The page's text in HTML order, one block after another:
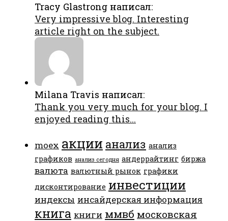
Tracy Glastrong написал:
Very impressive blog. Interesting
article right on the subject.
Milana Travis написал:
Thank you very much for your blog. I
enjoyed reading this...
moex акции анализ анализ
графиков анализ сегодня андеррайтинг биржа
валюта валютный рынок графики
дисконтирование инвестиции
индексы инсайдерская информация
книга книги ммвб московская